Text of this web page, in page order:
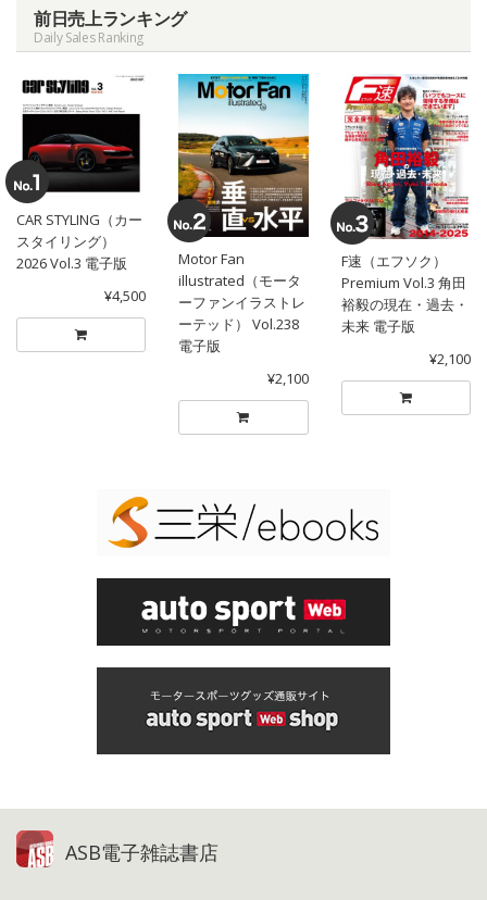
前日売上ランキング
Daily Sales Ranking
CAR STYLING（カー
スタイリング）
2026 Vol.3 電子版
¥4,500
Motor Fan
illustrated（モータ
ーファンイラストレ
ーテッド） Vol.238
電子版
¥2,100
F速（エフソク）
Premium Vol.3 角田
裕毅の現在・過去・
未来 電子版
¥2,100
ASB電子雑誌書店